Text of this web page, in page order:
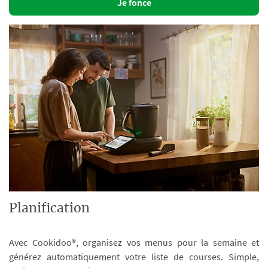
Je fonce
Planification
Avec Cookidoo®, organisez vos menus pour la semaine et
générez automatiquement votre liste de courses. Simple,